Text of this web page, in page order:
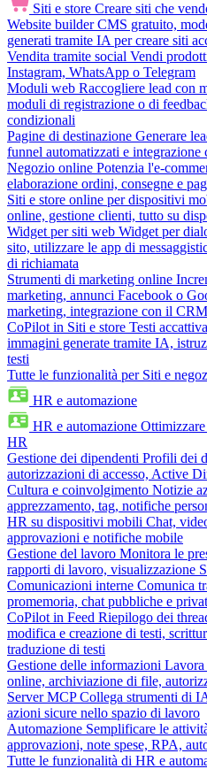
Siti e store Creare siti che
Website builder CMS gratuito,
generati tramite IA per creare siti
Vendita tramite social Vendi
Instagram, WhatsApp o Telegram
Moduli web Raccogliere lead con
moduli di registrazione o di
condizionali
Pagine di destinazione Generare
funnel automatizzati e
Negozio online Potenzia l'e-
elaborazione ordini, consegne e
Siti e store online per dispositivi
online, gestione clienti, tutto su
Widget per siti web Widget per
sito, utilizzare le app di
di richiamata
Strumenti di marketing online
marketing, annunci Facebook o
marketing, integrazione con il CRM
CoPilot in Siti e store Testi
immagini generate tramite IA,
testi
Tutte le funzionalità per Siti e
HR e automazione
HR e automazione
HR
Gestione dei dipendenti Profili dei
autorizzazioni di accesso, Active
Cultura e coinvolgimento Notizie
apprezzamento, tag, notifiche
HR su dispositivi mobili Chat,
approvazioni e notifiche mobile
Gestione del lavoro Monitora le
rapporti di lavoro, visualizzazione
Comunicazioni interne Comunica
promemoria, chat pubbliche e
CoPilot in Feed Riepilogo dei
modifica e creazione di testi,
traduzione di testi
Gestione delle informazioni Lavora
online, archiviazione di file,
Server MCP Collega strumenti di
azioni sicure nello spazio di lavoro
Automazione Semplificare le
approvazioni, note spese, RPA,
Tutte le funzionalità di HR e